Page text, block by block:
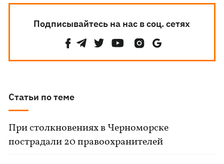
Подписывайтесь на нас в соц. сетях
Статьи по теме
При столкновениях в Черноморске
пострадали 20 правоохранителей